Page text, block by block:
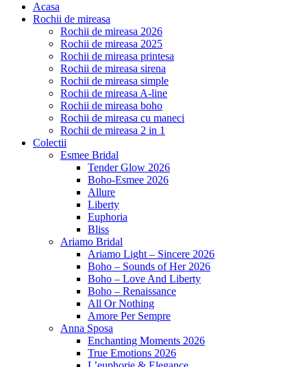
Acasa
Rochii de mireasa
Rochii de mireasa 2026
Rochii de mireasa 2025
Rochii de mireasa printesa
Rochii de mireasa sirena
Rochii de mireasa simple
Rochii de mireasa A-line
Rochii de mireasa boho
Rochii de mireasa cu maneci
Rochii de mireasa 2 in 1
Colectii
Esmee Bridal
Tender Glow 2026
Boho-Esmee 2026
Allure
Liberty
Euphoria
Bliss
Ariamo Bridal
Ariamo Light – Sincere 2026
Boho – Sounds of Her 2026
Boho – Love And Liberty
Boho – Renaissance
All Or Nothing
Amore Per Sempre
Anna Sposa
Enchanting Moments 2026
True Emotions 2026